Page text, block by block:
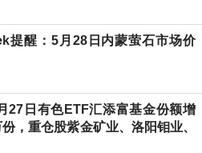
提醒：5月28日内蒙萤石市场价
27日有色ETF汇添富基金份额增
，重仓股紫金矿业、洛阳钼业、